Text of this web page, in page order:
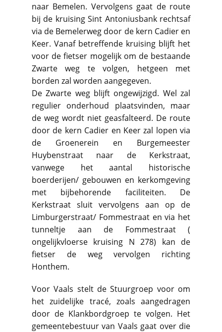
naar Bemelen. Vervolgens gaat de route
bij de kruising Sint Antoniusbank rechtsaf
via de Bemelerweg door de kern Cadier en
Keer. Vanaf betreffende kruising blijft het
voor de fietser mogelijk om de bestaande
Zwarte weg te volgen, hetgeen met
borden zal worden aangegeven.
De Zwarte weg blijft ongewijzigd. Wel zal
regulier onderhoud plaatsvinden, maar
de weg wordt niet geasfalteerd. De route
door de kern Cadier en Keer zal lopen via
de Groenerein en Burgemeester
Huybenstraat naar de Kerkstraat,
vanwege het aantal historische
boerderijen/ gebouwen en kerkomgeving
met bijbehorende faciliteiten. De
Kerkstraat sluit vervolgens aan op de
Limburgerstraat/ Fommestraat en via het
tunneltje aan de Fommestraat (
ongelijkvloerse kruising N 278) kan de
fietser de weg vervolgen richting
Honthem.
Voor Vaals stelt de Stuurgroep voor om
het zuidelijke tracé, zoals aangedragen
door de Klankbordgroep te volgen. Het
gemeentebestuur van Vaals gaat over die